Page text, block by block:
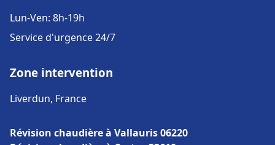
Lun-Ven: 8h-19h
Service d'urgence 24/7
Zone intervention
Liverdun, France
Révision chaudière à Vallauris 06220